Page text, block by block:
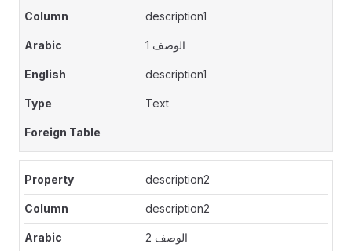
description1
الوصف 1
description1
Text
description2
description2
الوصف 2